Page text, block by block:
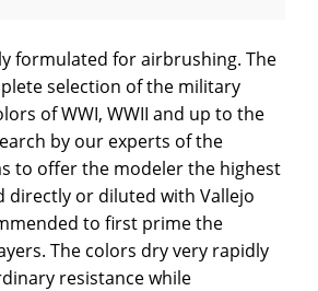
formulated for airbrushing. The
selection of the military
of WWI, WWII and up to the
by our experts of the
to offer the modeler the highest
directly or diluted with Vallejo
to first prime the
The colors dry very rapidly
resistance while